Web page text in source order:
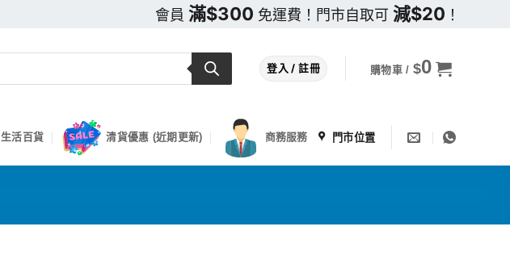
會員 滿$300 免運費！門市自取可 減$20 ！
登入 / 註冊 購物車 / $0
生活百貨 清貨優惠 (近期更新) 商務服務 門市位置